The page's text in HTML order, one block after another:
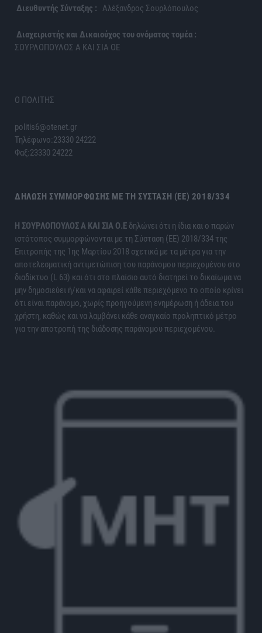
Διευθυντής Σύνταξης : Αλέξανδρος Σουρλόπουλος
Διαχειριστής και Δικαιούχος του ονόματος τομέα :
ΣΟΥΡΛΟΠΟΥΛΟΣ Α ΚΑΙ ΣΙΑ ΟΕ
Ο ΠΟΛΙΤΗΣ
politis6@otenet.gr
Τηλέφωνο:23330 24222
Φαξ:23330 24222
ΔΉΛΩΣΗ ΣΥΜΜΌΡΦΩΣΗΣ ΜΕ ΤΗ ΣΎΣΤΑΣΗ (ΕΕ) 2018/334
H ΣΟΥΡΛΟΠΟΥΛΟΣ Α ΚΑΙ ΣΙΑ Ο.Ε δηλώνει ότι η ίδια και ο παρών
ιστότοπος συμμορφώνονται με τη Σύσταση (ΕΕ) 2018/334 της
Επιτροπής της 1ης Μαρτίου 2018 σχετικά με τα μέτρα για την
αποτελεσματική αντιμετώπιση του παράνομου περιεχομένου στο
διαδίκτυο (L 63) και ότι στο πλαίσιο αυτό διατηρεί το δικαίωμα να
μην δημοσιεύει ή/και να αφαιρεί κάθε περιεχόμενο το οποίο κρίνει
ότι είναι παράνομο, χωρίς προηγούμενη ενημέρωση ή άδεια του
χρήστη, καθώς και να λαμβάνει κάθε αναγκαίο προληπτικό μέτρο
για την αποτροπή της διάδοσης παράνομου περιεχομένου.